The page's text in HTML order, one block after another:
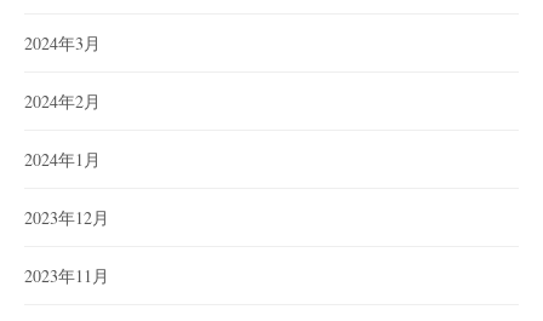
2024年3月
2024年2月
2024年1月
2023年12月
2023年11月